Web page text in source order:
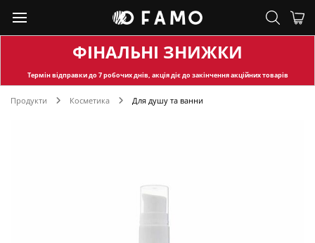
ФІНАЛЬНІ ЗНИЖКИ
Термін відправкидо 7 робочих днів, акція діє до закінчення акційних товарів
Продукти Косметика Для душу та ванни